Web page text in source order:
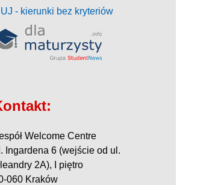
- kierunki bez kryteriów
Welcome Centre
Ingardena 6 (wejście od ul.
2A), I piętro
060 Kraków